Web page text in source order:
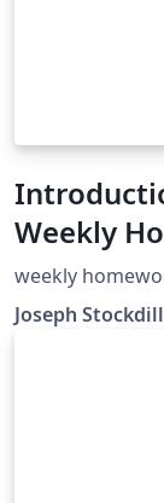
Weekly
weekly
Joseph Stockdill